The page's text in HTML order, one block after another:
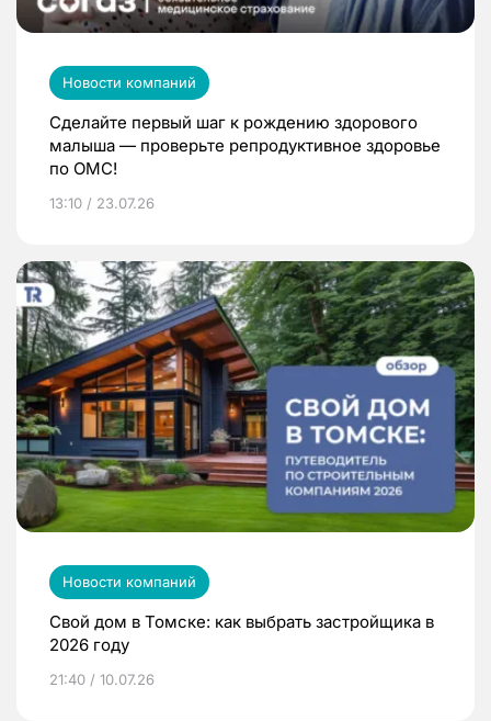
Новости компаний
Сделайте первый шаг к рождению здорового
малыша — проверьте репродуктивное здоровье
по ОМС!
13:10 / 23.07.26
Новости компаний
Свой дом в Томске: как выбрать застройщика в
2026 году
21:40 / 10.07.26